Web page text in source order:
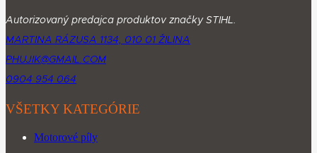
Autorizovaný predajca produktov značky STIHL.
MARTINA RÁZUSA 1134, 010 01 ŽILINA
PHUJIK@GMAIL.COM
0904 954 064
VŠETKY KATEGÓRIE
Motorové píly